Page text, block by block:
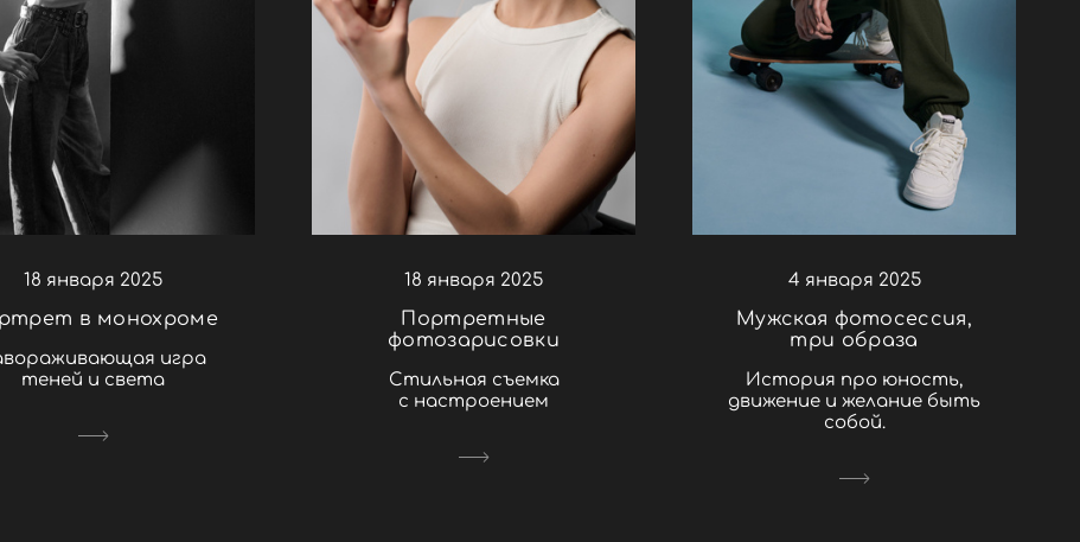
18 января 2025
в монохроме
игра
теней и света
18 января 2025
Портретные
фотозарисовки
Стильная съемка
с настроением
4 января 2025
Мужская фотосессия,
три образа
История про юность,
движение и желание быть
собой.